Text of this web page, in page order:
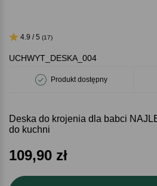
UCHWYT_DESKA_004
Produkt dostępny
4.9 / 5 (17)
Deska do krojenia dla babci
do kuchni
109,90 zł